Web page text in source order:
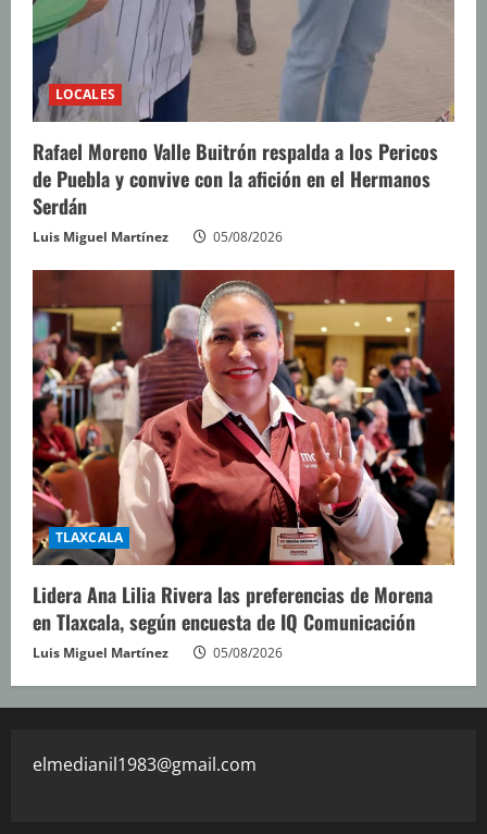
LOCALES
Rafael Moreno Valle Buitrón respalda a los Pericos
de Puebla y convive con la afición en el Hermanos
Serdán
Luis Miguel Martínez 05/08/2026
TLAXCALA
Lidera Ana Lilia Rivera las preferencias de Morena
en Tlaxcala, según encuesta de IQ Comunicación
Luis Miguel Martínez 05/08/2026
elmedianil1983@gmail.com